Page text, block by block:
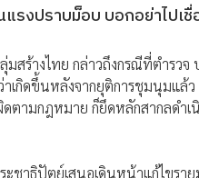
แรงปราบม็อบ บอกอย่าไป
สร้างไทย กล่าวถึงกรณีที่ตำรวจ
าเกิดขึ้นหลังจากยุติการชุมนุมแ
ตามกฎหมาย ก็ยึดหลักสากลดำ
ชาธิปัตย์เสนอเดินหน้าแก้ไขรา